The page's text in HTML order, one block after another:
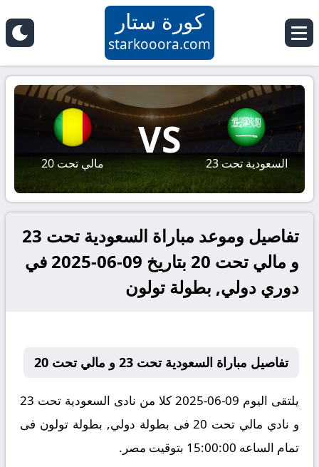
كورة ستار
starkooora.com
السعودية تحت 23
VS
مالي تحت 20
تفاصيل وموعد مباراة السعودية تحت 23
و مالي تحت 20 بتاريخ 09-06-2025 في
دوري دولي, بطولة تولون
تفاصيل مباراة السعودية تحت 23 و مالي تحت 20
يلتقى اليوم 09-06-2025 كلا من نادى السعودية تحت 23
و نادي مالي تحت 20 فى بطولة دولي, بطولة تولون فى
تمام الساعه 15:00:00 بتوقيت مصر.